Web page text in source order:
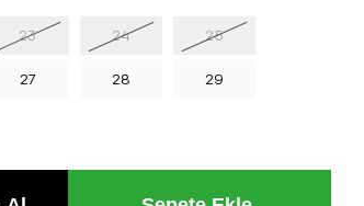
23 24 25
27 28 29